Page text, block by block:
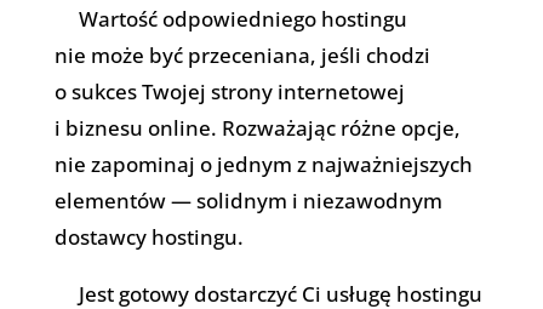
Wartość odpowiedniego hostingu
nie może być przeceniana, jeśli chodzi
o sukces Twojej strony internetowej
i biznesu online. Rozważając różne opcje,
nie zapominaj o jednym z najważniejszych
elementów — solidnym i niezawodnym
dostawcy hostingu.
Jest gotowy dostarczyć Ci usługę hostingu